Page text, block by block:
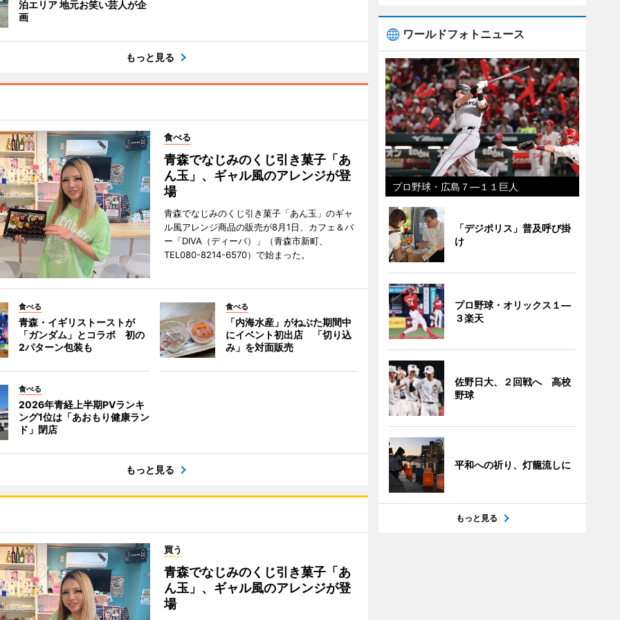
泊エリア 地元お笑い芸人が企
画
もっと見る
食べる
青森でなじみのくじ引き菓子「あ
ん玉」、ギャル風のアレンジが登
場
青森でなじみのくじ引き菓子「あん玉」のギャ
ル風アレンジ商品の販売が8月1日、カフェ＆バ
ー「DIVA（ディーバ）」（青森市新町、
TEL080-8214-6570）で始まった。
食べる
青森・イギリストーストが
「ガンダム」とコラボ 初の
2パターン包装も
食べる
「内海水産」がねぶた期間中
にイベント初出店 「切り込
み」を対面販売
食べる
2026年青経上半期PVランキ
ング1位は「あおもり健康ラン
ド」閉店
もっと見る
買う
青森でなじみのくじ引き菓子「あ
ん玉」、ギャル風のアレンジが登
場
ワールドフォトニュース
プロ野球・広島７―１１巨人
「デジポリス」普及呼び掛
け
プロ野球・オリックス１―
３楽天
佐野日大、２回戦へ 高校
野球
平和への祈り、灯籠流しに
もっと見る